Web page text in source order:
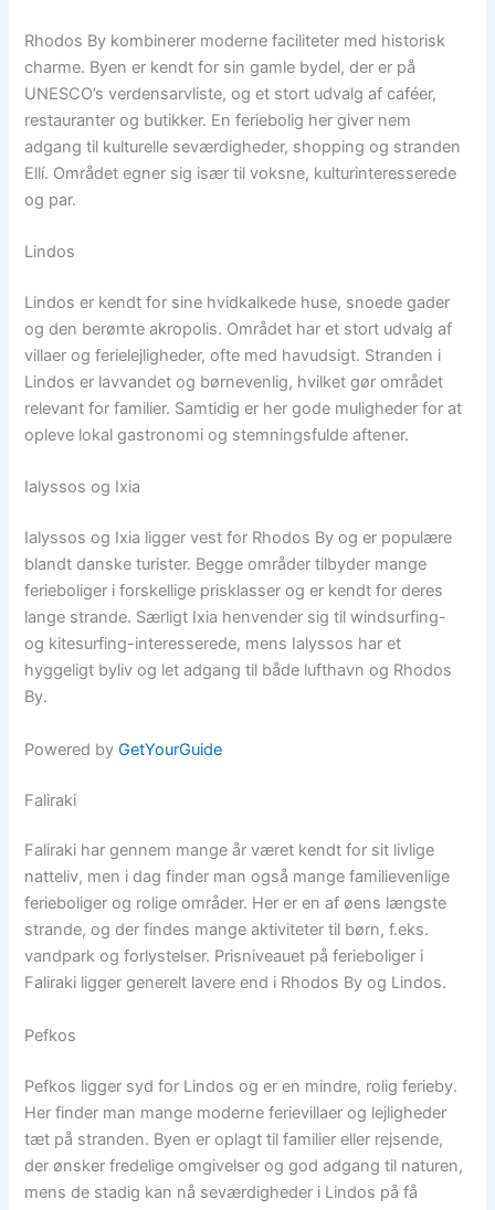
Rhodos By kombinerer moderne faciliteter med historisk
charme. Byen er kendt for sin gamle bydel, der er på
UNESCO’s verdensarvliste, og et stort udvalg af caféer,
restauranter og butikker. En feriebolig her giver nem
adgang til kulturelle seværdigheder, shopping og stranden
Ellí. Området egner sig især til voksne, kulturinteresserede
og par.
Lindos
Lindos er kendt for sine hvidkalkede huse, snoede gader
og den berømte akropolis. Området har et stort udvalg af
villaer og ferielejligheder, ofte med havudsigt. Stranden i
Lindos er lavvandet og børnevenlig, hvilket gør området
relevant for familier. Samtidig er her gode muligheder for at
opleve lokal gastronomi og stemningsfulde aftener.
Ialyssos og Ixia
Ialyssos og Ixia ligger vest for Rhodos By og er populære
blandt danske turister. Begge områder tilbyder mange
ferieboliger i forskellige prisklasser og er kendt for deres
lange strande. Særligt Ixia henvender sig til windsurfing-
og kitesurfing-interesserede, mens Ialyssos har et
hyggeligt byliv og let adgang til både lufthavn og Rhodos
By.
Powered byGetYourGuide
Faliraki
Faliraki har gennem mange år været kendt for sit livlige
natteliv, men i dag finder man også mange familievenlige
ferieboliger og rolige områder. Her er en af øens længste
strande, og der findes mange aktiviteter til børn, f.eks.
vandpark og forlystelser. Prisniveauet på ferieboliger i
Faliraki ligger generelt lavere end i Rhodos By og Lindos.
Pefkos
Pefkos ligger syd for Lindos og er en mindre, rolig ferieby.
Her finder man mange moderne ferievillaer og lejligheder
tæt på stranden. Byen er oplagt til familier eller rejsende,
der ønsker fredelige omgivelser og god adgang til naturen,
mens de stadig kan nå seværdigheder i Lindos på få